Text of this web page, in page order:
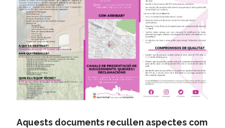
Aquests documents recullen aspectes com